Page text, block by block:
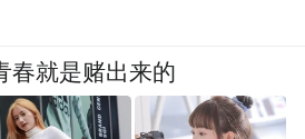
春就是赌出来的